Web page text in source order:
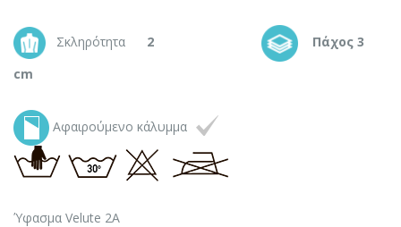
Σκληρότητα 2
Πάχος 3
cm
Αφαιρούμενο κάλυμμα
Ύφασμα Velute 2A